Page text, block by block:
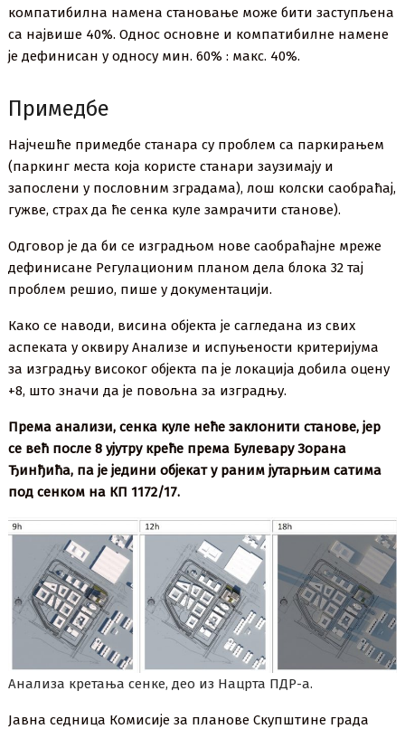
компатибилна намена становање може бити заступљена
са највише 40%. Однос основне и компатибилне намене
је дефинисан у односу мин. 60% : макс. 40%.
Примедбе
Најчешће примедбе станара су проблем са паркирањем
(паркинг места која користе станари заузимају и
запослени у пословним зградама), лош колски саобраћај,
гужве, страх да ће сенка куле замрачити станове).
Одговор је да би се изградњом нове саобраћајне мреже
дефинисане Регулационим планом дела блока 32 тај
проблем решио, пише у документацији.
Како се наводи, висина објекта је сагледана из свих
аспеката у оквиру Анализе и испуњености критеријума
за изградњу високог објекта па је локација добила оцену
+8, што значи да је повољна за изградњу.
Према анализи, сенка куле неће заклонити станове, јер
се већ после 8 ујутру креће према Булевару Зорана
Ђинђића, па је једини објекат у раним јутарњим сатима
под сенком на КП 1172/17.
Анализа кретања сенке, део из Нацрта ПДР-а.
Јавна седница Комисије за планове Скупштине града